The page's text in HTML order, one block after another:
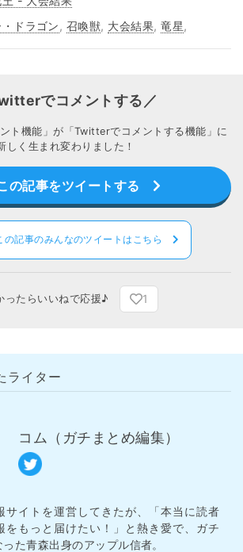
ドラゴン, 召喚獣, 大会結果,竜星,
でコメントする／
ト機能」が「Twitterでコメントする機能」に
しく生まれ変わりました！
記事をツイートする
の記事のみんなのツイートはこちら
ったらいいねで応援♪ 1
ライター
コム（ガチまとめ編集）
サイトを運営してきたが、「本当に読者
をもっと届けたい！」と熱き愛で、ガチ
た青森出身のアップル信者。